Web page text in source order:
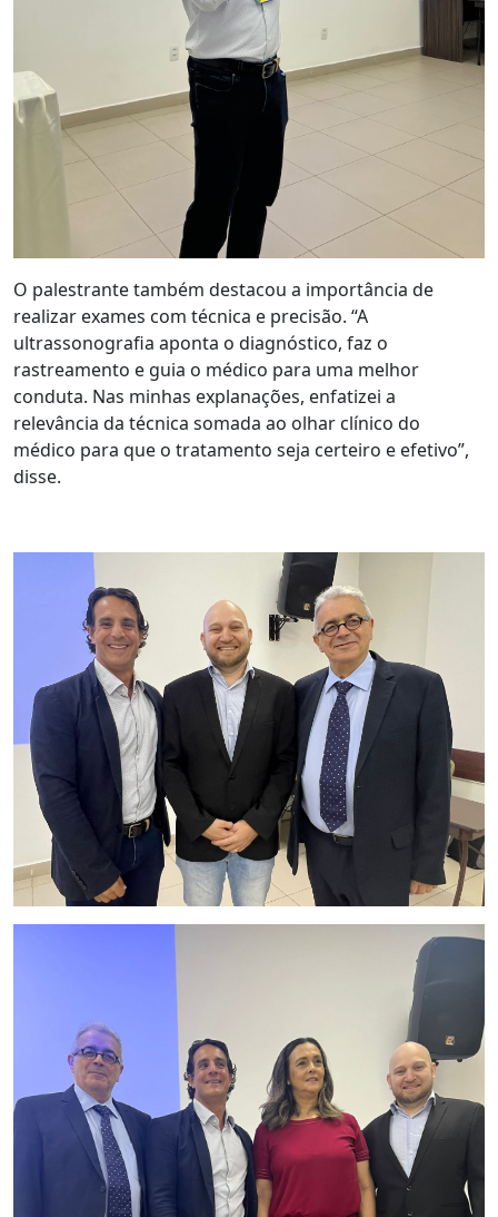
O palestrante também destacou a importância de
realizar exames com técnica e precisão. “A
ultrassonografia aponta o diagnóstico, faz o
rastreamento e guia o médico para uma melhor
conduta. Nas minhas explanações, enfatizei a
relevância da técnica somada ao olhar clínico do
médico para que o tratamento seja certeiro e efetivo”,
disse.